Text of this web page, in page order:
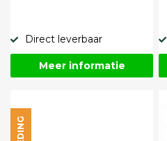
Direct leverbaar
Meer informatie